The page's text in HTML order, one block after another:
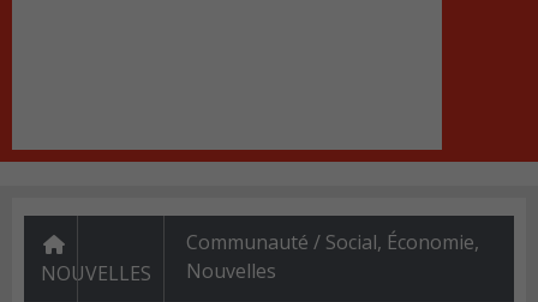
NOUVELLES
Communauté / Social, Économie,
Nouvelles